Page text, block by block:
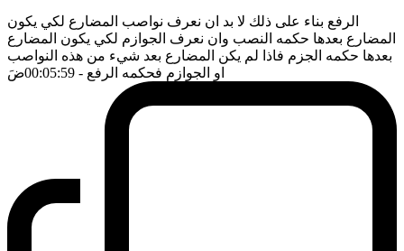
الرفع بناء على ذلك لا بد ان نعرف نواصب المضارع لكي يكون
المضارع بعدها حكمه النصب وان نعرف الجوازم لكي يكون المضارع
بعدها حكمه الجزم فاذا لم يكن المضارع بعد شيء من هذه النواصب
او الجوازم فحكمه الرفع - 00:05:59 ضَ